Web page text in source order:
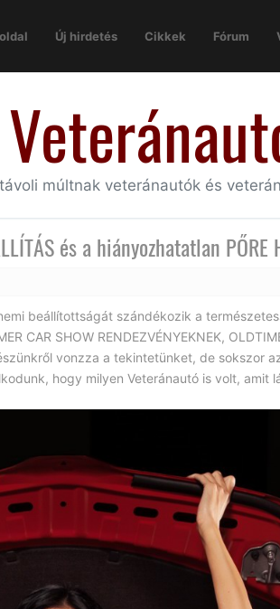
Új hirdetés Cikkek Fórum
múltnak veteránautók és
és a hiányozhatatlan PŐRE
beállítottságát szándékozik a
CAR SHOW RENDEZVÉNYEKNEK,
vonzza a tekintetünket, de sokszor
hogy milyen Veteránautó is volt, amit